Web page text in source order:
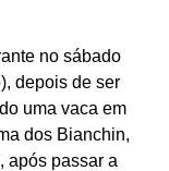
no sábado
depois de ser
uma vaca em
dos Bianchin,
após passar a